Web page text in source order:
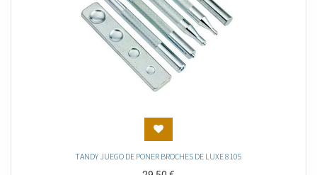
TANDY JUEGO DE PONER BROCHES DE LUXE 8105